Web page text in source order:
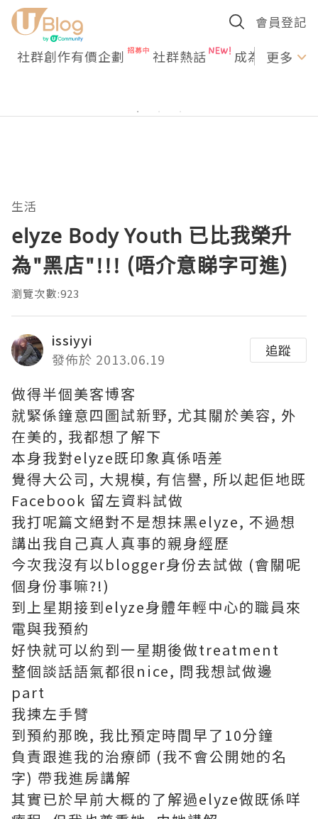
會員登記
社群創作有價企劃 社群熱話 成為U更多
生活
elyze Body Youth 已比我榮升
為"黑店"!!! (唔介意睇字可進)
瀏覽次數:923
issiyyi
發佈於 2013.06.19
追蹤
做得半個美客博客
就緊係鐘意四圖試新野, 尤其關於美容, 外
在美的, 我都想了解下
本身我對elyze既印象真係唔差
覺得大公司, 大規模, 有信譽, 所以起佢地既
Facebook 留左資料試做
我打呢篇文絕對不是想抹黑elyze, 不過想
講出我自己真人真事的親身經歷
今次我沒有以blogger身份去試做 (會關呢
個身份事嘛?!)
到上星期接到elyze身體年輕中心的職員來
電與我預約
好快就可以約到一星期後做treatment
整個談話語氣都很nice, 問我想試做邊
part
我揀左手臂
到預約那晚, 我比預定時間早了10分鐘
負責跟進我的治療師 (我不會公開她的名
字) 帶我進房講解
其實已於早前大概的了解過elyze做既係咩